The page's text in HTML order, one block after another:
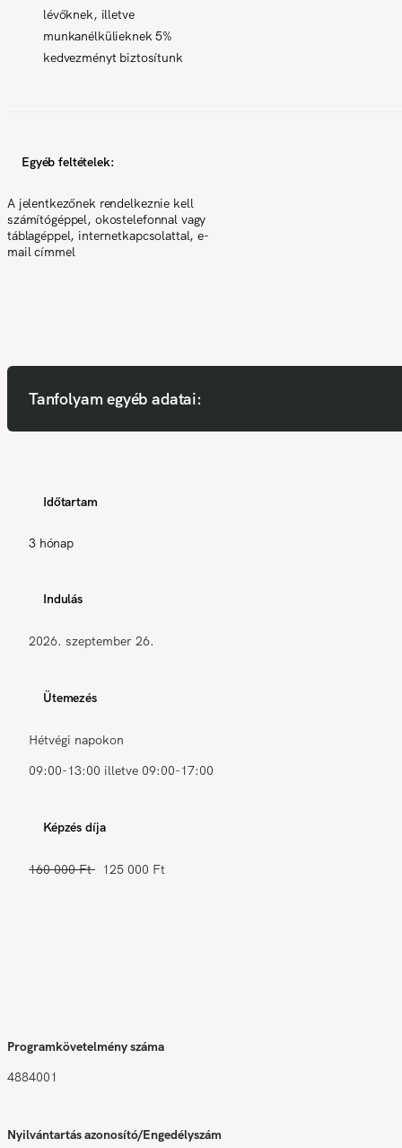
lévőknek, illetve
munkanélkülieknek 5%
kedvezményt biztosítunk
Egyéb feltételek:
A jelentkezőnek rendelkeznie kell
számítógéppel, okostelefonnal vagy
táblagéppel, internetkapcsolattal, e-
mail címmel
Tanfolyam egyéb adatai:
Időtartam
3 hónap
Indulás
2026. szeptember 26.
Ütemezés
Hétvégi napokon
09:00-13:00 illetve 09:00-17:00
Képzés díja
160 000 Ft 125 000 Ft
Programkövetelmény száma
4884001
Nyilvántartás azonosító/Engedélyszám